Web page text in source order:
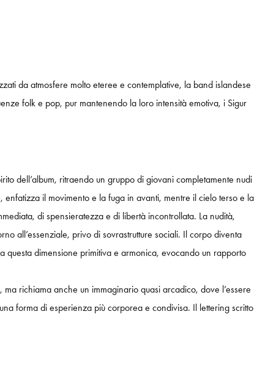
da atmosfere molto eteree e contemplative, la band islandese
folk e pop, pur mantenendo la loro intensità emotiva, i Sigur
dell’album, ritraendo un gruppo di giovani completamente nudi
il movimento e la fuga in avanti, mentre il cielo terso e la
di spensieratezza e di libertà incontrollata. La nudità,
all’essenziale, privo di sovrastrutture sociali. Il corpo diventa
questa dimensione primitiva e armonica, evocando un rapporto
richiama anche un immaginario quasi arcadico, dove l’essere
forma di esperienza più corporea e condivisa. Il lettering scritto